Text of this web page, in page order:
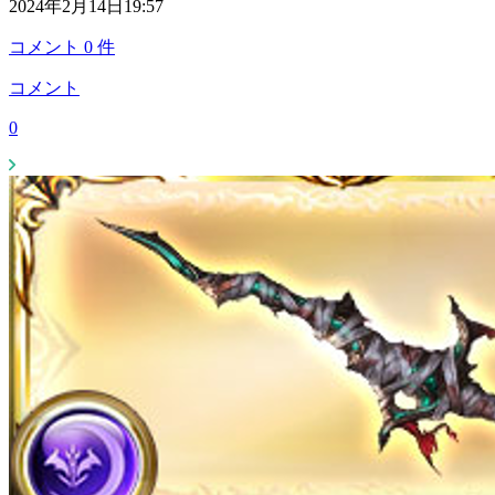
2024年2月14日19:57
コメント 0 件
コメント
0